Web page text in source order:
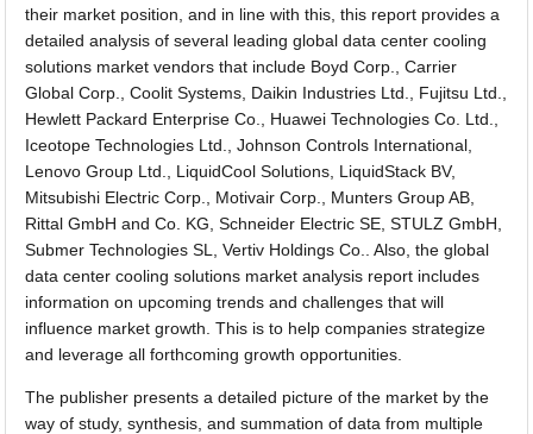
their market position, and in line with this, this report provides a
detailed analysis of several leading global data center cooling
solutions market vendors that include Boyd Corp., Carrier
Global Corp., Coolit Systems, Daikin Industries Ltd., Fujitsu Ltd.,
Hewlett Packard Enterprise Co., Huawei Technologies Co. Ltd.,
Iceotope Technologies Ltd., Johnson Controls International,
Lenovo Group Ltd., LiquidCool Solutions, LiquidStack BV,
Mitsubishi Electric Corp., Motivair Corp., Munters Group AB,
Rittal GmbH and Co. KG, Schneider Electric SE, STULZ GmbH,
Submer Technologies SL, Vertiv Holdings Co.. Also, the global
data center cooling solutions market analysis report includes
information on upcoming trends and challenges that will
influence market growth. This is to help companies strategize
and leverage all forthcoming growth opportunities.
The publisher presents a detailed picture of the market by the
way of study, synthesis, and summation of data from multiple